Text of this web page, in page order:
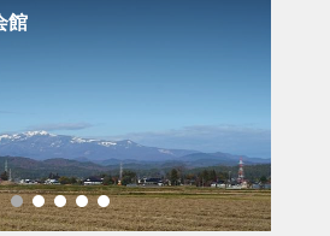
原市で田舎体験｜「民泊 藍の
バルーンリリース2026 in 文字：
業入学お祝いイベント
館